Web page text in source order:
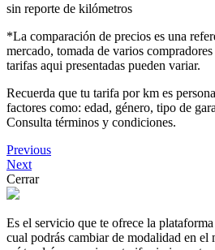
sin reporte de kilómetros
*La comparación de precios es una
mercado, tomada de varios
tarifas aqui presentadas pueden variar.
Recuerda que tu tarifa por km es
factores como: edad, género, tipo de
Consulta términos y condiciones.
Previous
Next
Cerrar
Es el servicio que te ofrece la
cual podrás cambiar de modalidad en el